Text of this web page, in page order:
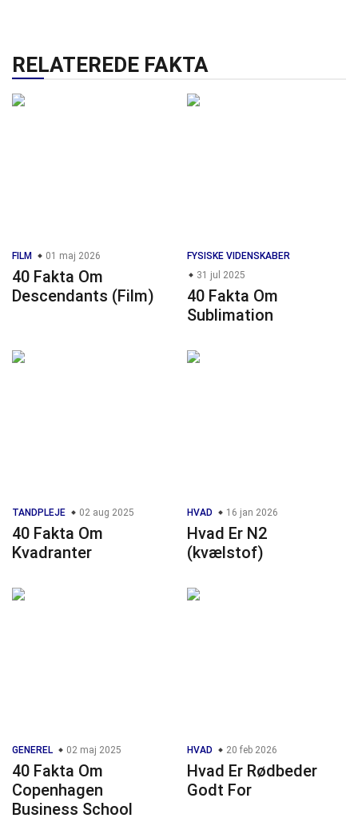
RELATEREDE FAKTA
FILM 01 maj 2026
40 Fakta Om
Descendants (Film)
FYSISKE VIDENSKABER
31 jul 2025
40 Fakta Om
Sublimation
TANDPLEJE 02 aug 2025
40 Fakta Om
Kvadranter
HVAD 16 jan 2026
Hvad Er N2
(kvælstof)
GENEREL 02 maj 2025
40 Fakta Om
Copenhagen
Business School
HVAD 20 feb 2026
Hvad Er Rødbeder
Godt For